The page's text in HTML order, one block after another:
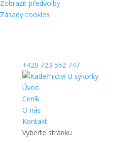
Zobrazit předvolby
Zásady cookies
+420 723 552 747
Úvod
Ceník
O nás
Kontakt
Vyberte stránku